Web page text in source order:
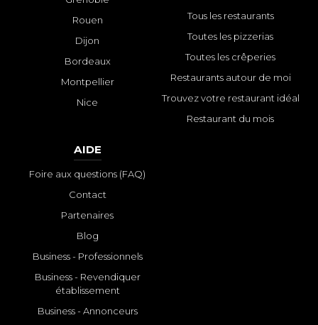
Rouen
Dijon
Bordeaux
Montpellier
Nice
Tous les restaurants
Toutes les pizzerias
Toutes les crêperies
Restaurants autour de moi
Trouvez votre restaurant idéal
Restaurant du mois
AIDE
Foire aux questions (FAQ)
Contact
Partenaires
Blog
Business - Professionnels
Business - Revendiquer
établissement
Business - Annonceurs